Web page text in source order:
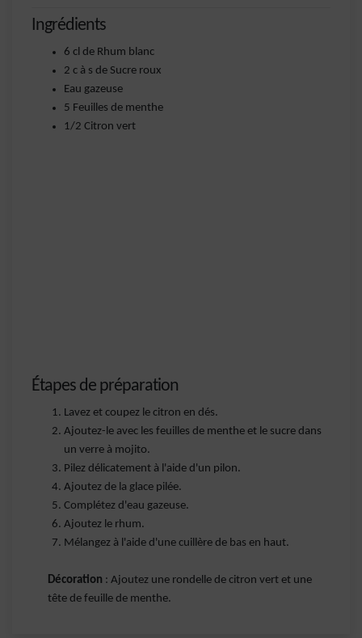
Ingrédients
6 cl de Rhum blanc
2 c à s de Sucre roux
Eau gazeuse
5 Feuilles de menthe
1/2 Citron vert
Étapes de préparation
Lavez et coupez le citron en dés.
Ajoutez-le avec les feuilles de menthe et le sucre dans
un verre à mojito.
Pilez délicatement à l'aide d'un pilon.
Ajoutez de la glace pilée.
Complétez d'eau gazeuse.
Ajoutez le rhum.
Mélangez à l'aide d'une cuillère de bas en haut.
Décoration : Ajoutez une rondelle de citron vert et une
tête de feuille de menthe.